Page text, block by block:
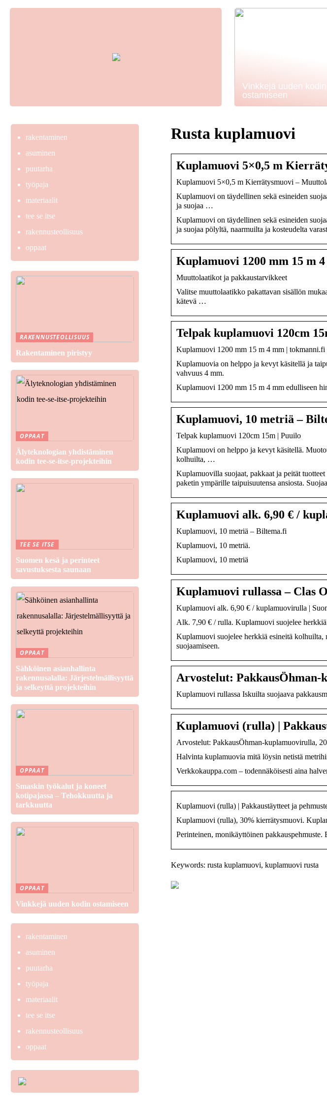
Vinkkejä uuden kodin
ostamiseen
Rusta kuplamuovi
Kuplamuovi 5×0,5 m
Kuplamuovi 5×0,5 m Kierrätysmuovi –
Kuplamuovi on täydellinen sekä esineiden
ja suojaa …
Kuplamuovi on täydellinen sekä esineiden
ja suojaa pölyltä, naarmuilta ja kosteudelta
Kuplamuovi 1200 mm 15 m
Muuttolaatikot ja pakkaustarvikkeet
Valitse muuttolaatikko pakattavan sisällön
kätevä …
Telpak kuplamuovi 120cm
Kuplamuovi 1200 mm 15 m 4 mm | tokmanni.fi
Kuplamuovia on helppo ja kevyt käsitellä ja
vahvuus 4 mm.
Kuplamuovi 1200 mm 15 m 4 mm edulliseen
Kuplamuovi, 10 metriä –
Telpak kuplamuovi 120cm 15m | Puuilo
Kuplamuovi on helppo ja kevyt käsitellä.
kolhuilta, …
Kuplamuovilla suojaat, pakkaat ja peität
paketin ympärille taipuisuutensa ansiosta.
Kuplamuovi alk. 6,90 € /
Kuplamuovi, 10 metriä – Biltema.fi
Kuplamuovi, 10 metriä.
Kuplamuovi, 10 metriä
Kuplamuovi rullassa – Clas
Kuplamuovi alk. 6,90 € / kuplamuovirulla |
Alk. 7,90 € / rulla. Kuplamuovi suojelee
Kuplamuovi suojelee herkkiä esineitä kolhuilta,
suojaamiseen.
Arvostelut:
Kuplamuovi rullassa Iskuilta suojaava
Kuplamuovi (rulla) |
Arvostelut: PakkausÖhman-kuplamuovirulla,
Halvinta kuplamuovia mitä löysin netistä
Verkkokauppa.com – todennäköisesti aina
Kuplamuovi (rulla) | Pakkaustäytteet ja
Kuplamuovi (rulla), 30% kierrätysmuovi.
Perinteinen, monikäyttöinen
Keywords: rusta kuplamuovi, kuplamuovi rusta
rakentaminen
asuminen
puutarha
työpaja
materiaalit
tee se itse
rakennusteollisuus
oppaat
RAKENNUSTEOLLISUUS
Rakentaminen piristyy
OPPAAT
Älyteknologian yhdistäminen
kodin tee-se-itse-projekteihin
TEE SE ITSE
Suomen kesä ja perinteet
savustuksesta saunaan
OPPAAT
Sähköinen asianhallinta
rakennusalalla: Järjestelmällisyyttä
ja selkeyttä projekteihin
OPPAAT
Smaskin työkalut ja koneet
kotipajassa – Tehokkuutta ja
tarkkuutta
OPPAAT
Vinkkejä uuden kodin ostamiseen
rakentaminen
asuminen
puutarha
työpaja
materiaalit
tee se itse
rakennusteollisuus
oppaat